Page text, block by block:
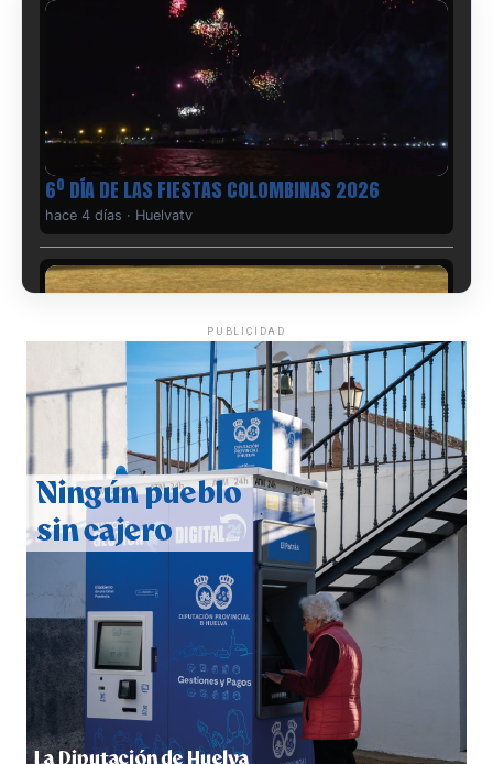
6º DÍA DE LAS FIESTAS COLOMBINAS 2026
hace 4 días · Huelvatv
QUINTA CORRIDA DE LAS FIESTAS COLOMBINAS
2026
hace 4 días·Huelvatv
5º DÍA DE LAS FIESTAS COLOMBINAS 2026
PUBLICIDAD